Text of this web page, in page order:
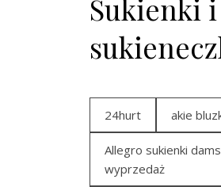
Sukienki i
24hurt akie
Allegro sukienki
wyprzedaż